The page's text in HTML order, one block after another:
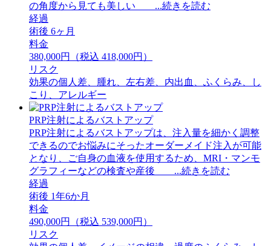
の角度から見ても美しい ...続きを読む
経過
術後 6ヶ月
料金
380,000円（税込 418,000円）
リスク
効果の個人差、腫れ、左右差、内出血、ふくらみ、し
こり、アレルギー
PRP注射によるバストアップ
PRP注射によるバストアップは、注入量を細かく調整
できるのでお悩みにそったオーダーメイド注入が可能
となり、ご自身の血液を使用するため、MRI・マンモ
グラフィーなどの検査や産後 ...続きを読む
経過
術後 1年6か月
料金
490,000円（税込 539,000円）
リスク